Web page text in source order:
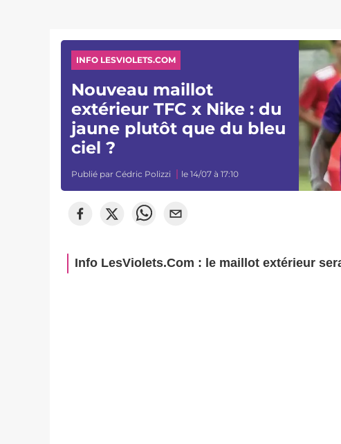
INFO LESVIOLETS.COM
Nouveau maillot
extérieur TFC x Nike : du
jaune plutôt que du bleu
ciel ?
Publié parCédric Polizzi le 14/07 à 17:10
Info LesViolets.Com : le maillot extérieur